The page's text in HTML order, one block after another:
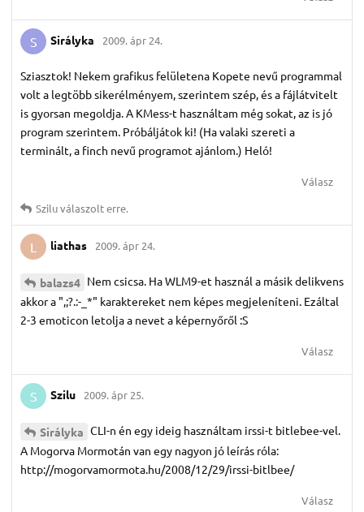
S Sirályka 2009. ápr 24.
Sziasztok! Nekem grafikus felületena Kopete nevű programmal
volt a legtöbb sikerélményem, szerintem szép, és a fájlátvitelt
is gyorsan megoldja. A KMess-t használtam még sokat, az is jó
program szerintem. Próbáljátok ki! (Ha valaki szereti a
terminált, a finch nevű programot ajánlom.) Heló!
Válasz
Sziluválaszolt erre.
L liathas 2009. ápr 24.
balazs4 Nem csicsa. Ha WLM9-et használ a másik delikvens
akkor a ",;?.:-_*" karaktereket nem képes megjeleníteni. Ezáltal
2-3 emoticon letolja a nevet a képernyőről :S
Válasz
S Szilu 2009. ápr 25.
Sirályka CLI-n én egy ideig használtam irssi-t bitlebee-vel.
A Mogorva Mormotán van egy nagyon jó leírás róla:
http://mogorvamormota.hu/2008/12/29/irssi-bitlbee/
Válasz